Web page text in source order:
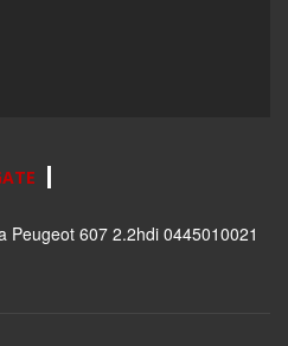
Peugeot 607 2.2hdi 0445010021